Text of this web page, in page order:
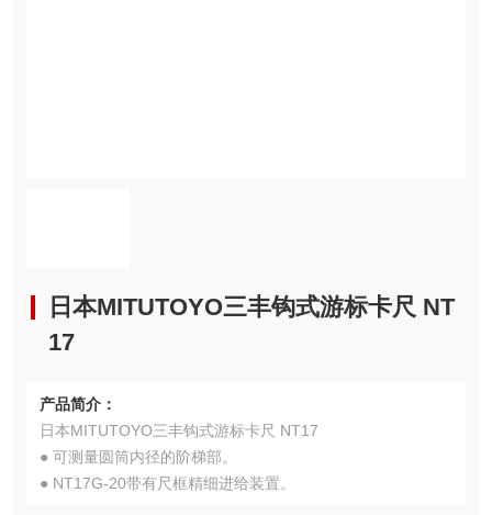
日本MITUTOYO三丰钩式游标卡尺 NT
17
产品简介：
日本MITUTOYO三丰钩式游标卡尺 NT17
● 可测量圆筒内径的阶梯部。
● NT17G-20带有尺框精细进给装置。